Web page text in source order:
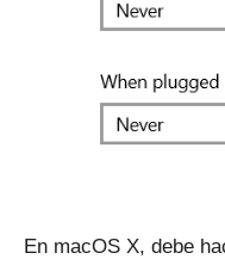
En macOS X, debe